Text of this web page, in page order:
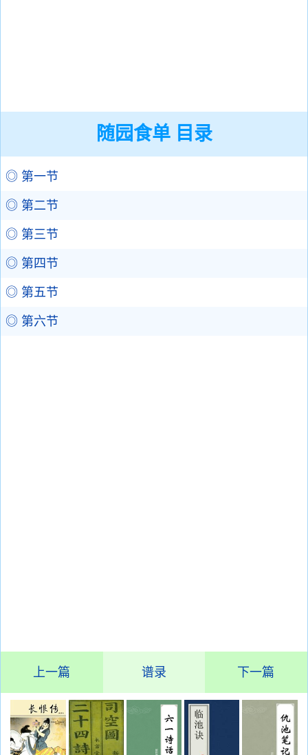
随园食单 目录
◎ 第一节
◎ 第二节
◎ 第三节
◎ 第四节
◎ 第五节
◎ 第六节
上一篇 谱录 下一篇